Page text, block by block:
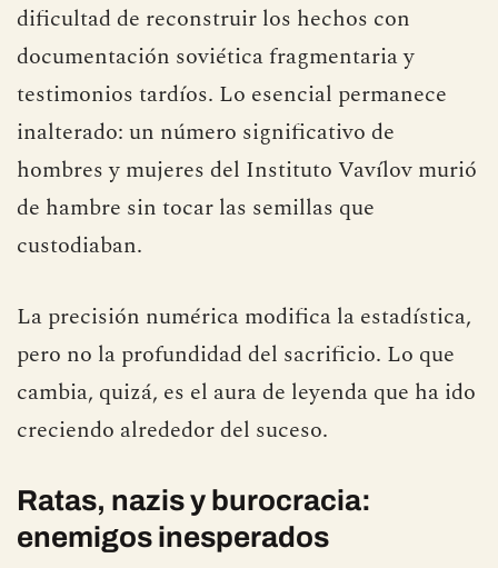
dificultad de reconstruir los hechos con
documentación soviética fragmentaria y
testimonios tardíos. Lo esencial permanece
inalterado: un número significativo de
hombres y mujeres del Instituto Vavílov murió
de hambre sin tocar las semillas que
custodiaban.
La precisión numérica modifica la estadística,
pero no la profundidad del sacrificio. Lo que
cambia, quizá, es el aura de leyenda que ha ido
creciendo alrededor del suceso.
Ratas, nazis y burocracia:
enemigos inesperados